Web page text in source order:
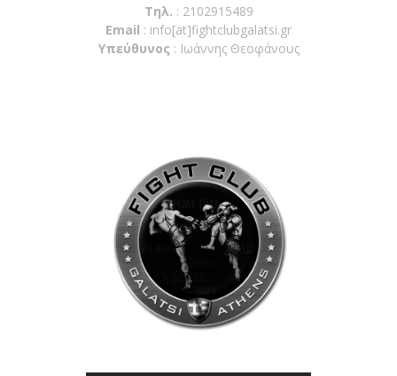
Τηλ. : 2102915489
Email : info[at]fightclubgalatsi.gr
Υπεύθυνος : Ιωάννης Θεοφάνους